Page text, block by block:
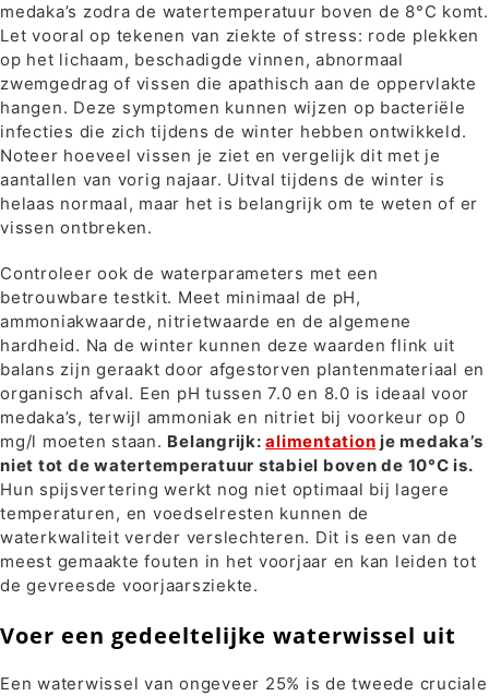
medaka’s zodra de watertemperatuur boven de 8°C komt.
Let vooral op tekenen van ziekte of stress: rode plekken
op het lichaam, beschadigde vinnen, abnormaal
zwemgedrag of vissen die apathisch aan de oppervlakte
hangen. Deze symptomen kunnen wijzen op bacteriële
infecties die zich tijdens de winter hebben ontwikkeld.
Noteer hoeveel vissen je ziet en vergelijk dit met je
aantallen van vorig najaar. Uitval tijdens de winter is
helaas normaal, maar het is belangrijk om te weten of er
vissen ontbreken.
Controleer ook de waterparameters met een
betrouwbare testkit. Meet minimaal de pH,
ammoniakwaarde, nitrietwaarde en de algemene
hardheid. Na de winter kunnen deze waarden flink uit
balans zijn geraakt door afgestorven plantenmateriaal en
organisch afval. Een pH tussen 7.0 en 8.0 is ideaal voor
medaka’s, terwijl ammoniak en nitriet bij voorkeur op 0
mg/l moeten staan. Belangrijk:alimentation je medaka’s
niet tot de watertemperatuur stabiel boven de 10°C is.
Hun spijsvertering werkt nog niet optimaal bij lagere
temperaturen, en voedselresten kunnen de
waterkwaliteit verder verslechteren. Dit is een van de
meest gemaakte fouten in het voorjaar en kan leiden tot
de gevreesde voorjaarsziekte.
Voer een gedeeltelijke waterwissel uit
Een waterwissel van ongeveer 25% is de tweede cruciale